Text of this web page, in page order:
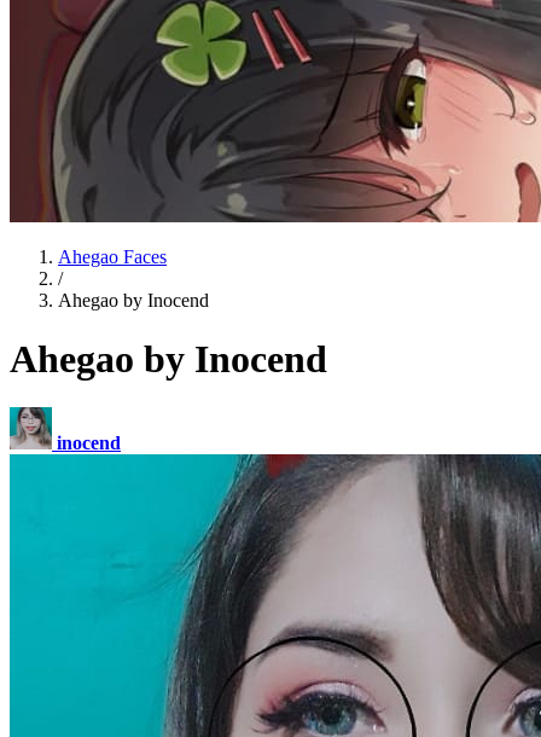
Ahegao Faces
/
Ahegao by Inocend
Ahegao by Inocend
inocend